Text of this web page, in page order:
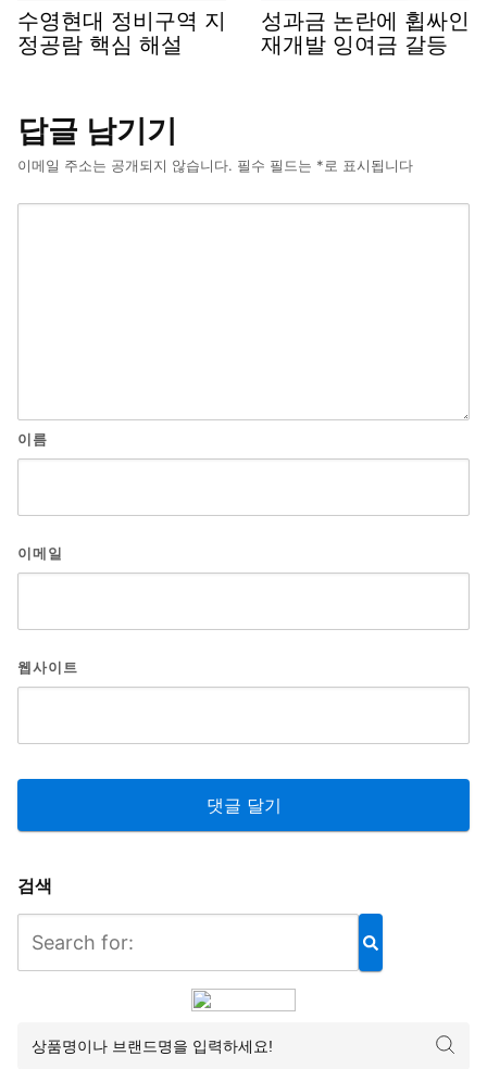
수영현대 정비구역 지
정공람 핵심 해설
성과금 논란에 휩싸인
재개발 잉여금 갈등
답글 남기기
이메일 주소는 공개되지 않습니다. 필수 필드는 *로 표시됩니다
이름
이메일
웹사이트
검색